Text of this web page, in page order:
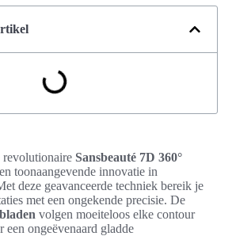
revolutionaire Sansbeauté 7D 360°
toonaangevende innovatie in
deze geavanceerde techniek bereik je
met een ongekende precisie. De
volgen moeiteloos elke contour
een ongeëvenaard gladde